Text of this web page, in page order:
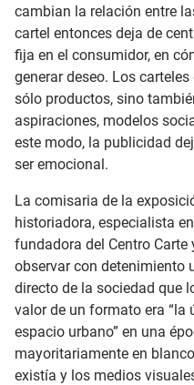
cambian la relación entre
cartel entonces deja de
fija en el consumidor, en
generar deseo. Los
sólo productos, sino
aspiraciones, modelos
este modo, la publicidad
ser emocional.
La comisaria de la
historiadora, especialista
fundadora del Centro
observar con detenimiento
directo de la sociedad que
valor de un formato era “la
espacio urbano” en una
mayoritariamente en
existía y los medios